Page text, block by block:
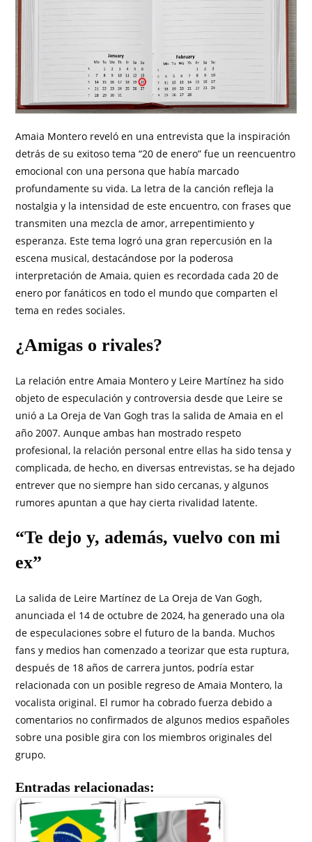
Amaia Montero reveló en una entrevista que la inspiración
detrás de su exitoso tema “20 de enero” fue un reencuentro
emocional con una persona que había marcado
profundamente su vida. La letra de la canción refleja la
nostalgia y la intensidad de este encuentro, con frases que
transmiten una mezcla de amor, arrepentimiento y
esperanza. Este tema logró una gran repercusión en la
escena musical, destacándose por la poderosa
interpretación de Amaia, quien es recordada cada 20 de
enero por fanáticos en todo el mundo que comparten el
tema en redes sociales.
¿Amigas o rivales?
La relación entre Amaia Montero y Leire Martínez ha sido
objeto de especulación y controversia desde que Leire se
unió a La Oreja de Van Gogh tras la salida de Amaia en el
año 2007. Aunque ambas han mostrado respeto
profesional, la relación personal entre ellas ha sido tensa y
complicada, de hecho, en diversas entrevistas, se ha dejado
entrever que no siempre han sido cercanas, y algunos
rumores apuntan a que hay cierta rivalidad latente.
“Te dejo y, además, vuelvo con mi
ex”
La salida de Leire Martínez de La Oreja de Van Gogh,
anunciada el 14 de octubre de 2024, ha generado una ola
de especulaciones sobre el futuro de la banda. Muchos
fans y medios han comenzado a teorizar que esta ruptura,
después de 18 años de carrera juntos, podría estar
relacionada con un posible regreso de Amaia Montero, la
vocalista original. El rumor ha cobrado fuerza debido a
comentarios no confirmados de algunos medios españoles
sobre una posible gira con los miembros originales del
grupo.
Entradas relacionadas: